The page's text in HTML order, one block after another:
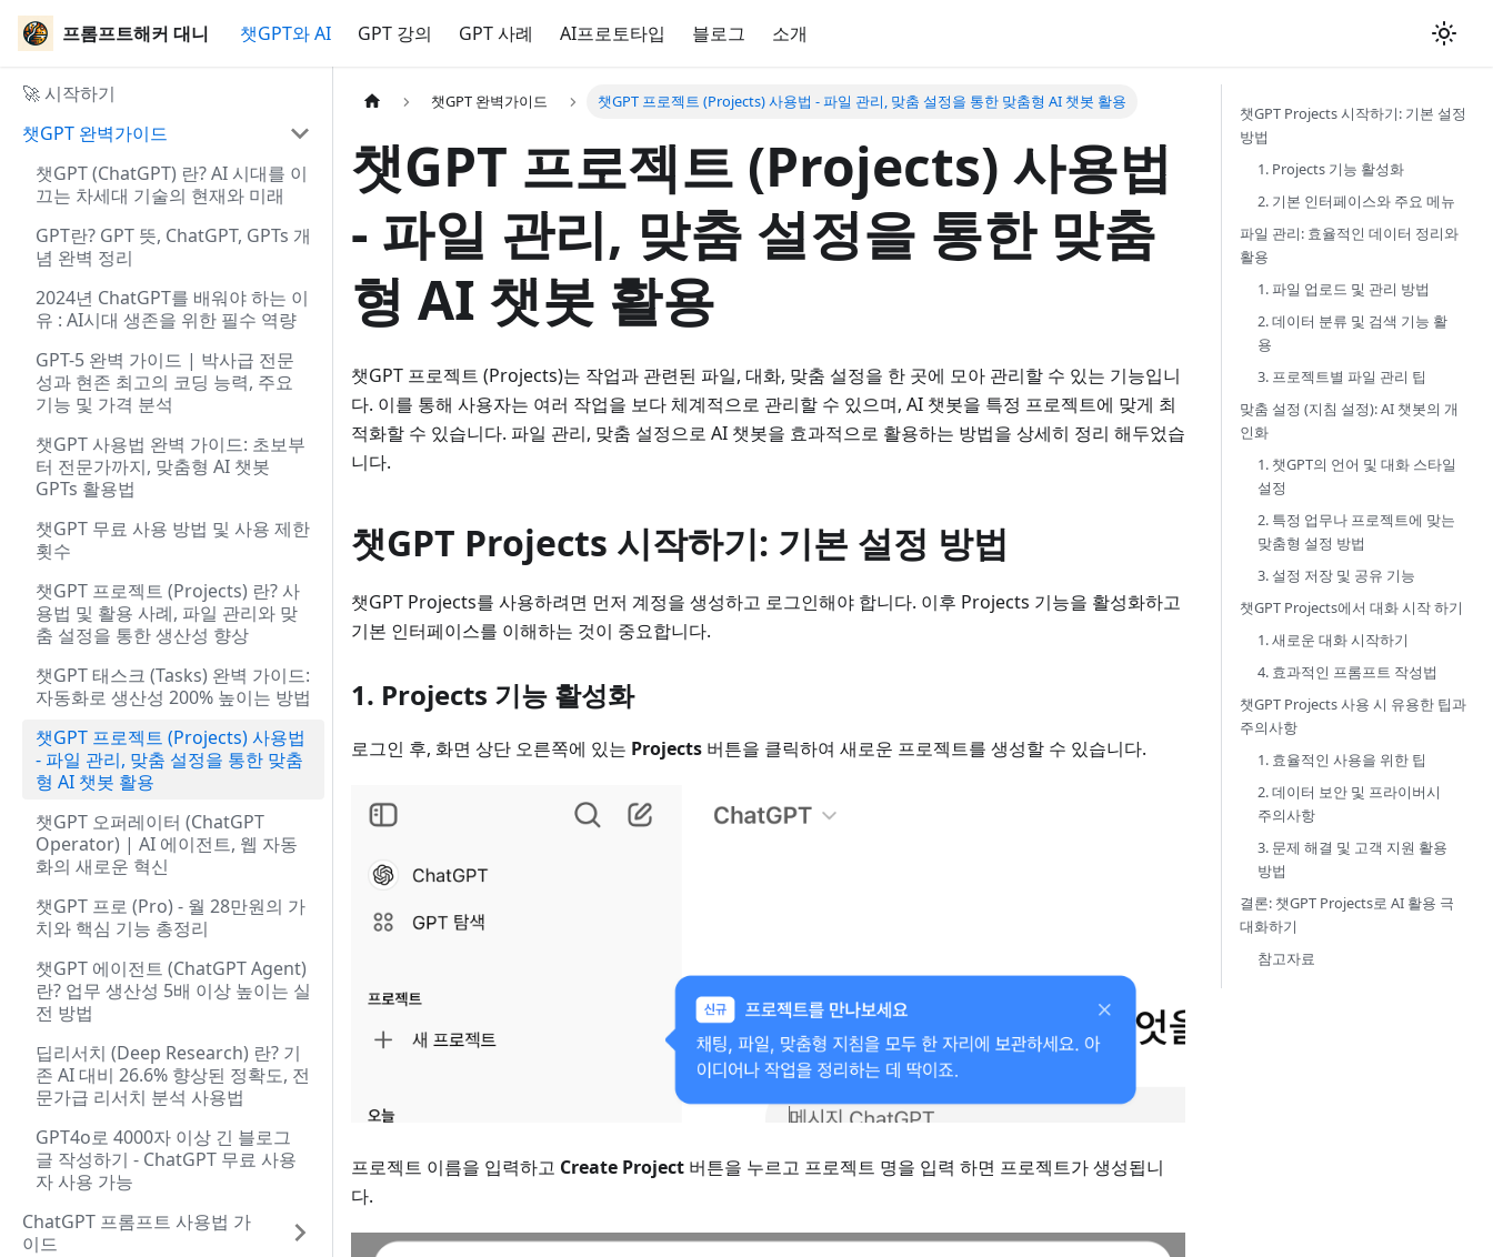
프롬프트해커 대니 챗GPT와 AI GPT 강의 GPT 사례 AI프로토타입 블로그 소개
🚀 시작하기
챗GPT 완벽가이드
챗GPT (ChatGPT) 란? AI 시대를 이
끄는 차세대 기술의 현재와 미래
GPT란? GPT 뜻, ChatGPT, GPTs 개
념 완벽 정리
2024년 ChatGPT를 배워야 하는 이
유 : AI시대 생존을 위한 필수 역량
GPT-5 완벽 가이드 | 박사급 전문
성과 현존 최고의 코딩 능력, 주요
기능 및 가격 분석
챗GPT 사용법 완벽 가이드: 초보부
터 전문가까지, 맞춤형 AI 챗봇
GPTs 활용법
챗GPT 무료 사용 방법 및 사용 제한
횟수
챗GPT 프로젝트 (Projects) 란? 사
용법 및 활용 사례, 파일 관리와 맞
춤 설정을 통한 생산성 향상
챗GPT 태스크 (Tasks) 완벽 가이드:
자동화로 생산성 200% 높이는 방법
챗GPT 프로젝트 (Projects) 사용법
- 파일 관리, 맞춤 설정을 통한 맞춤
형 AI 챗봇 활용
챗GPT 오퍼레이터 (ChatGPT
Operator) | AI 에이전트, 웹 자동
화의 새로운 혁신
챗GPT 프로 (Pro) - 월 28만원의 가
치와 핵심 기능 총정리
챗GPT 에이전트 (ChatGPT Agent)
란? 업무 생산성 5배 이상 높이는 실
전 방법
딥리서치 (Deep Research) 란? 기
존 AI 대비 26.6% 향상된 정확도, 전
문가급 리서치 분석 사용법
GPT4o로 4000자 이상 긴 블로그
글 작성하기 - ChatGPT 무료 사용
자 사용 가능
ChatGPT 프롬프트 사용법 가
이드
챗GPT 완벽가이드 챗GPT 프로젝트 (Projects) 사용법 - 파일 관리, 맞춤 설정을 통한 맞춤형 AI 챗봇 활용
챗GPT 프로젝트 (Projects) 사용법
- 파일 관리, 맞춤 설정을 통한 맞춤
형 AI 챗봇 활용
챗GPT 프로젝트 (Projects)는 작업과 관련된 파일, 대화, 맞춤 설정을 한 곳에 모아 관리할 수 있는 기능입니
다. 이를 통해 사용자는 여러 작업을 보다 체계적으로 관리할 수 있으며, AI 챗봇을 특정 프로젝트에 맞게 최
적화할 수 있습니다. 파일 관리, 맞춤 설정으로 AI 챗봇을 효과적으로 활용하는 방법을 상세히 정리 해두었습
니다.
챗GPT Projects 시작하기: 기본 설정 방법
챗GPT Projects를 사용하려면 먼저 계정을 생성하고 로그인해야 합니다. 이후 Projects 기능을 활성화하고
기본 인터페이스를 이해하는 것이 중요합니다.
1. Projects 기능 활성화
로그인 후, 화면 상단 오른쪽에 있는 Projects 버튼을 클릭하여 새로운 프로젝트를 생성할 수 있습니다.
프로젝트 이름을 입력하고 Create Project 버튼을 누르고 프로젝트 명을 입력 하면 프로젝트가 생성됩니
다.
챗GPT Projects 시작하기: 기본 설정
방법
1. Projects 기능 활성화
2. 기본 인터페이스와 주요 메뉴
파일 관리: 효율적인 데이터 정리와
활용
1. 파일 업로드 및 관리 방법
2. 데이터 분류 및 검색 기능 활
용
3. 프로젝트별 파일 관리 팁
맞춤 설정 (지침 설정): AI 챗봇의 개
인화
1. 챗GPT의 언어 및 대화 스타일
설정
2. 특정 업무나 프로젝트에 맞는
맞춤형 설정 방법
3. 설정 저장 및 공유 기능
챗GPT Projects에서 대화 시작 하기
1. 새로운 대화 시작하기
4. 효과적인 프롬프트 작성법
챗GPT Projects 사용 시 유용한 팁과
주의사항
1. 효율적인 사용을 위한 팁
2. 데이터 보안 및 프라이버시
주의사항
3. 문제 해결 및 고객 지원 활용
방법
결론: 챗GPT Projects로 AI 활용 극
대화하기
참고자료